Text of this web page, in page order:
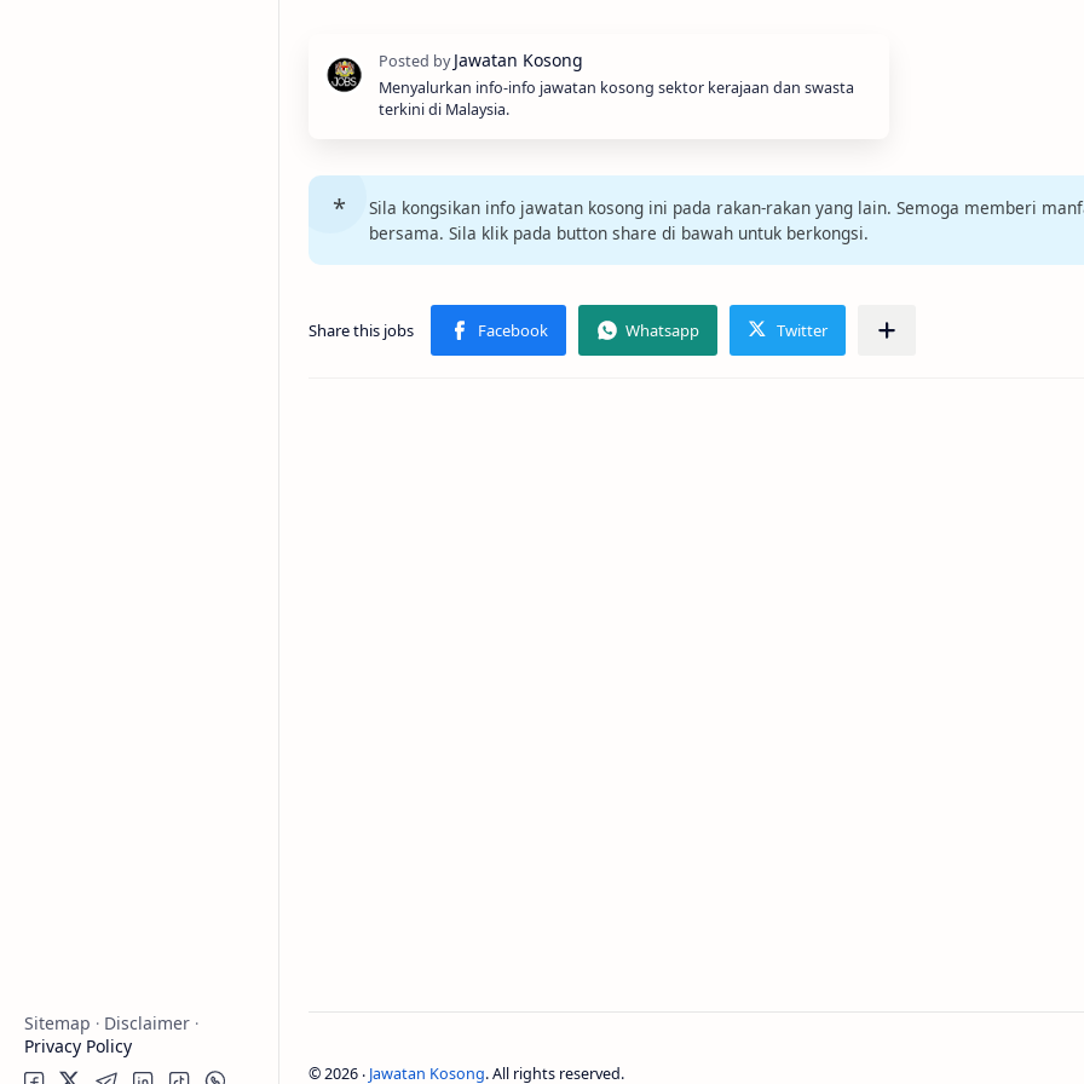
Sitemap
Disclaimer
Privacy Policy
Menyalurkan info-info jawatan kosong sektor kerajaan dan swasta
terkini di Malaysia.
Sila kongsikan info jawatan kosong ini pada rakan-rakan yang lain. Semoga memberi
bersama. Sila klik pada button share di bawah untuk berkongsi.
©2026 ‧ Jawatan Kosong. All rights reserved.